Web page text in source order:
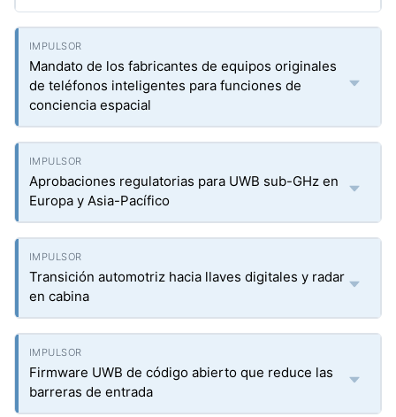
Mandato de los fabricantes de equipos originales
de teléfonos inteligentes para funciones de
conciencia espacial
Aprobaciones regulatorias para UWB sub-GHz en
Europa y Asia-Pacífico
Transición automotriz hacia llaves digitales y radar
en cabina
Firmware UWB de código abierto que reduce las
barreras de entrada